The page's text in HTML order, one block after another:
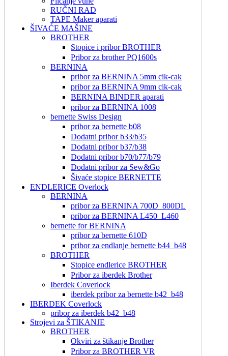
RUČNI RAD
TAPE Maker aparati
ŠIVAĆE MAŠINE
BROTHER
Stopice i pribor BROTHER
Pribor za brother PQ1600s
BERNINA
pribor za BERNINA 5mm cik-cak
pribor za BERNINA 9mm cik-cak
BERNINA BINDER aparati
pribor za BERNINA 1008
bernette Swiss Design
pribor za bernette b08
Dodatni pribor b33/b35
Dodatni pribor b37/b38
Dodatni pribor b70/b77/b79
Dodatni pribor za Sew&Go
Šivaće stopice BERNETTE
ENDLERICE Overlock
BERNINA
pribor za BERNINA 700D_800DL
pribor za BERNINA L450_L460
bernette for BERNINA
pribor za bernette 610D
pribor za endlanje bernette b44_b48
BROTHER
Stopice endlerice BROTHER
Pribor za iberdek Brother
Iberdek Coverlock
iberdek pribor za bernette b42_b48
IBERDEK Coverlock
pribor za iberdek b42_b48
Strojevi za ŠTIKANJE
BROTHER
Okviri za štikanje Brother
Pribor za BROTHER VR